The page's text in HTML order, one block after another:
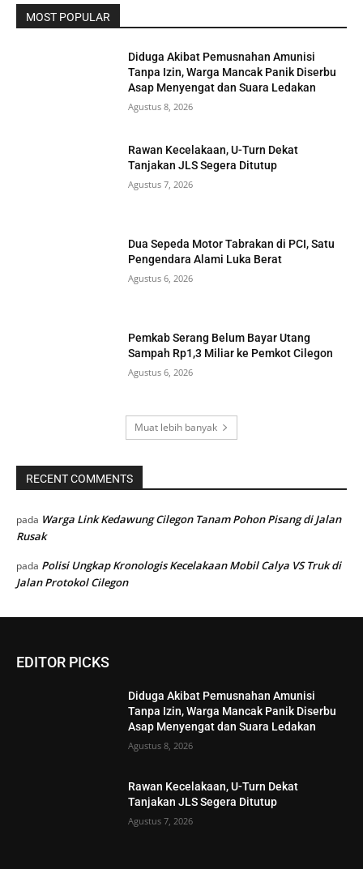
MOST POPULAR
Diduga Akibat Pemusnahan Amunisi
Tanpa Izin, Warga Mancak Panik Diserbu
Asap Menyengat dan Suara Ledakan
Agustus 8, 2026
Rawan Kecelakaan, U-Turn Dekat
Tanjakan JLS Segera Ditutup
Agustus 7, 2026
Dua Sepeda Motor Tabrakan di PCI, Satu
Pengendara Alami Luka Berat
Agustus 6, 2026
Pemkab Serang Belum Bayar Utang
Sampah Rp1,3 Miliar ke Pemkot Cilegon
Agustus 6, 2026
Muat lebih banyak
RECENT COMMENTS
pada Warga Link Kedawung Cilegon Tanam Pohon Pisang di Jalan
Rusak
pada Polisi Ungkap Kronologis Kecelakaan Mobil Calya VS Truk di
Jalan Protokol Cilegon
EDITOR PICKS
Diduga Akibat Pemusnahan Amunisi
Tanpa Izin, Warga Mancak Panik Diserbu
Asap Menyengat dan Suara Ledakan
Agustus 8, 2026
Rawan Kecelakaan, U-Turn Dekat
Tanjakan JLS Segera Ditutup
Agustus 7, 2026